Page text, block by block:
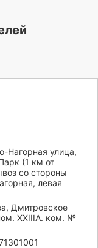
Нагорная улица,
(1 км от
со стороны
левая
Дмитровское
XXIIIA. ком. №